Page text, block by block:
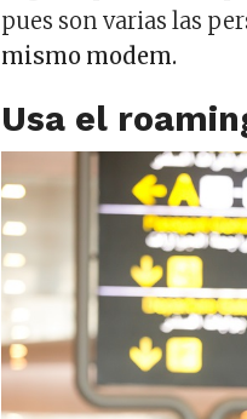
pues son varias las
mismo modem.
Usa el